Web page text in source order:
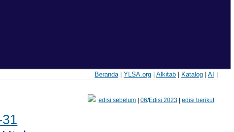
Beranda| YLSA.org| Alkitab| Katalog| AI
edisi sebelum| 06/Edisi 2023| edisi berikut